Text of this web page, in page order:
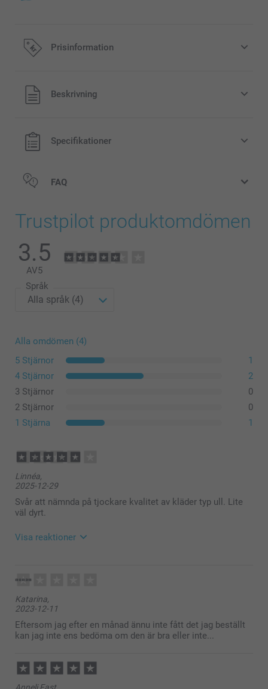
Prisinformation
Alla priser är i svenska kronor (SEK), inklusive moms och
exklusive porto.
Beskrivning
Specifikationer
Så här stämplar du dina kläder med namnstämpeln
Placera plagget på en hård och plan yta
ner stämpeln till hälften för att se till att den har bläck
Stämpla direkt på tyget
Vänta 8 timmar innan du tvättar plagget
FAQ
Trustpilot produktomdömen
3.5
AV5
Språk
Alla omdömen (4)
5 Stjärnor
1
4 Stjärnor
2
3 Stjärnor
0
2 Stjärnor
0
1 Stjärna
1
Linnéa,
2025-12-29
Svår att nämnda på tjockare kvalitet av kläder typ ull. Lite
väl dyrt.
Visa reaktioner
Tack för ⭐️⭐⭐️⭐️! Vi är glada att ha dig som kund.
🩵-liga hälsningar
Pernilla @smartphoto
Katarina,
2023-12-11
Eftersom jag efter en månad ännu inte fått det jag beställt
kan jag inte ens bedöma om den är bra eller inte...